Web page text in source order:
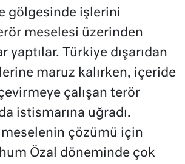
gölgesinde işlerini
meselesi üzerinden
yaptılar. Türkiye dışarıdan
maruz kalırken, içeride
çalışan terör
istismarına uğradı.
çözümü için
Özal döneminde çok